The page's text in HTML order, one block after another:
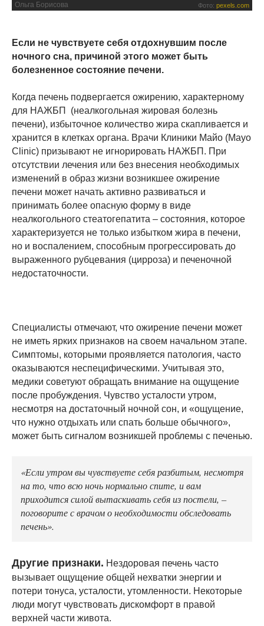
Ольга Борисова Фото: pexels.com
Если не чувствуете себя отдохнувшим после
ночного сна, причиной этого может быть
болезненное состояние печени.
Когда печень подвергается ожирению, характерному
для НАЖБП (неалкогольная жировая болезнь
печени), избыточное количество жира скапливается и
хранится в клетках органа. Врачи Клиники Майо (Mayo
Clinic) призывают не игнорировать НАЖБП. При
отсутствии лечения или без внесения необходимых
изменений в образ жизни возникшее ожирение
печени может начать активно развиваться и
принимать более опасную форму в виде
неалкогольного стеатогепатита – состояния, которое
характеризуется не только избытком жира в печени,
но и воспалением, способным прогрессировать до
выраженного рубцевания (цирроза) и печеночной
недостаточности.
Специалисты отмечают, что ожирение печени может
не иметь ярких признаков на своем начальном этапе.
Симптомы, которыми проявляется патология, часто
оказываются неспецифическими. Учитывая это,
медики советуют обращать внимание на ощущение
после пробуждения. Чувство усталости утром,
несмотря на достаточный ночной сон, и «ощущение,
что нужно отдыхать или спать больше обычного»,
может быть сигналом возникшей проблемы с печенью.
«Если утром вы чувствуете себя разбитым, несмотря
на то, что всю ночь нормально спите, и вам
приходится силой вытаскивать себя из постели, –
поговорите с врачом о необходимости обследовать
печень».
Другие признаки. Нездоровая печень часто
вызывает ощущение общей нехватки энергии и
потери тонуса, усталости, утомленности. Некоторые
люди могут чувствовать дискомфорт в правой
верхней части живота.